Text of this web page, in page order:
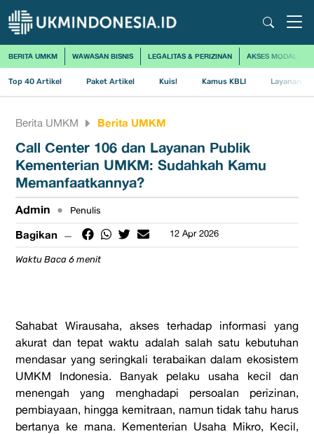
BERITA UMKM WAWASAN BISNIS LEGALITAS & PERIZINAN AKSES MODAL
Top 40 Artikel Paket Artikel Kuis! Kamus KBLI Layanan
Berita UMKM Berita UMKM
Call Center 106 dan Layanan Publik
Kementerian UMKM: Sudahkah Kamu
Memanfaatkannya?
Admin • Penulis
Bagikan 12 Apr 2026
Waktu Baca 6 menit
Sahabat Wirausaha, akses terhadap informasi yang
akurat dan tepat waktu adalah salah satu kebutuhan
mendasar yang seringkali terabaikan dalam ekosistem
UMKM Indonesia. Banyak pelaku usaha kecil dan
menengah yang menghadapi persoalan perizinan,
pembiayaan, hingga kemitraan, namun tidak tahu harus
bertanya ke mana. Kementerian Usaha Mikro, Kecil,